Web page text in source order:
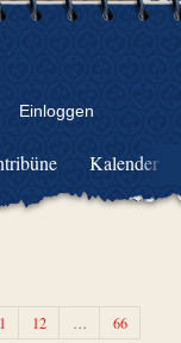
Einloggen
Kalender
12 …
66